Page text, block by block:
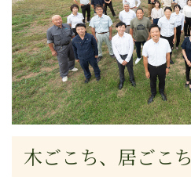
木ごこち、居ごこち